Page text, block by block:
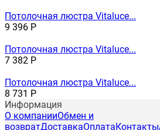
Потолочная люстра Vitaluce...
9 396 Р
Потолочная люстра Vitaluce...
7 382 Р
Потолочная люстра Vitaluce...
8 731 Р
Информация
О компанииОбмен и
возвратДоставкаОплатаКонтакты